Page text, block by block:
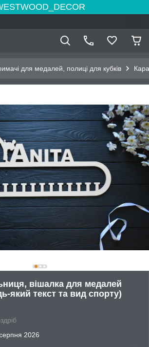
для медалей, полиці для кубків
вішалка для медалей
який текст та вид спорту)
2026